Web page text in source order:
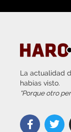
La actualidad
habías visto.
“Porque otro